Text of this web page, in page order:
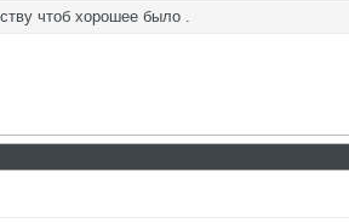
чтоб хорошее было .